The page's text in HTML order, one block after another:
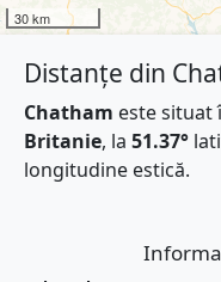
30 km
Distanțe din
Chatham este situat
Britanie, la 51.37°
longitudine estică.